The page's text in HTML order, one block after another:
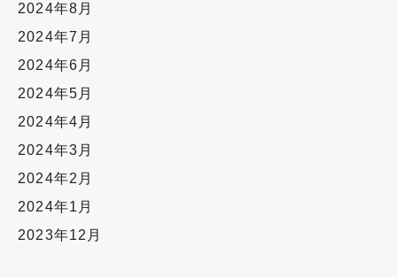
2024年8月
2024年7月
2024年6月
2024年5月
2024年4月
2024年3月
2024年2月
2024年1月
2023年12月